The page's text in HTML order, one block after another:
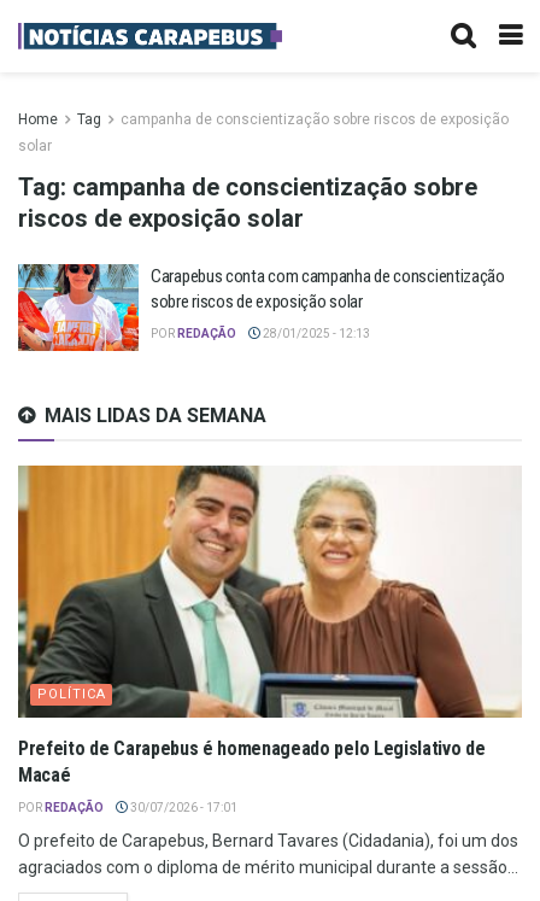
Home Tag
campanha de conscientização sobre riscos de exposição
solar
Tag: campanha de conscientização sobre
riscos de exposição solar
Carapebus conta com campanha de conscientização
sobre riscos de exposição solar
POR REDAÇÃO 28/01/2025 - 12:13
MAIS LIDAS DA SEMANA
POLÍTICA
Prefeito de Carapebus é homenageado pelo Legislativo de
Macaé
POR REDAÇÃO 30/07/2026 - 17:01
O prefeito de Carapebus, Bernard Tavares (Cidadania), foi um dos
agraciados com o diploma de mérito municipal durante a sessão...